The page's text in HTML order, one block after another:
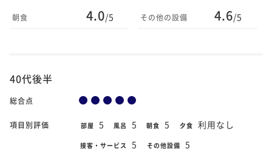
朝食 4.0/5 その他の設備 4.6/5
40代後半
総合点
項目別評価 部屋 5 風呂 5 朝食 5 夕食 利用なし
接客・サービス 5 その他設備 5